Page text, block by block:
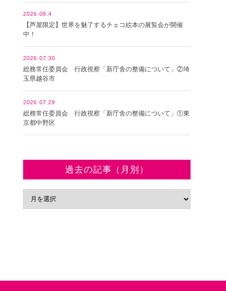
2026.08.4
【芦屋限定】世界を魅了するチェコ絵本の展覧会が開催
中！
2026.07.30
総務常任委員会 行政視察「新庁舎の整備について」②埼
玉県越谷市
2026.07.29
総務常任委員会 行政視察「新庁舎の整備について」①東
京都中野区
過去の記事（月別）